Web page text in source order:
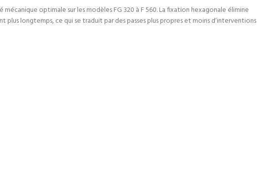
optimale sur les modèles FG 320 à F 560. La fixation hexagonale élimine
longtemps, ce qui se traduit par des passes plus propres et moins d’interventions